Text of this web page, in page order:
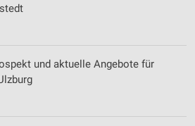
und aktuelle Angebote für